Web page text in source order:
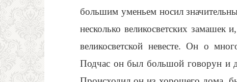
большим уменьем носил
несколько великосветских замашек
великосветской невесте. Он о
Подчас он был большой говорун и